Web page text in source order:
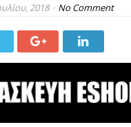
2018 No Comment